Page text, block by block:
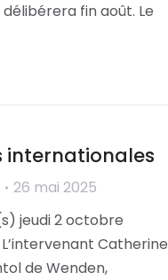
fin août. Le
internationales
26 mai 2025
jeudi 2 octobre
Catherine
de Wenden,